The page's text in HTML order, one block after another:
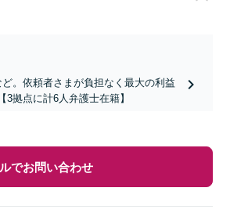
。依頼者さまが負担なく最大の利益
拠点に計6人弁護士在籍】
でお問い合わせ